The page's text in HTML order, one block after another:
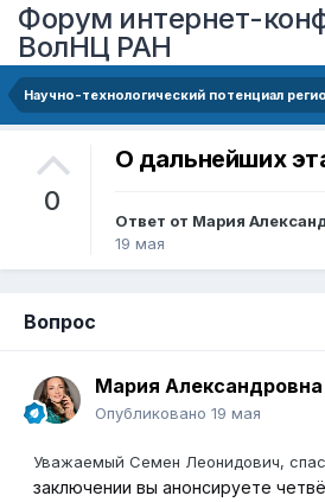
Форум интернет-
ВолНЦ РАН
0
О дальнейших
Ответ от Мария
19 мая
Вопрос
Мария
Опубликовано 19 мая
Уважаемый Семен Леонидович,
заключении вы анонсируете